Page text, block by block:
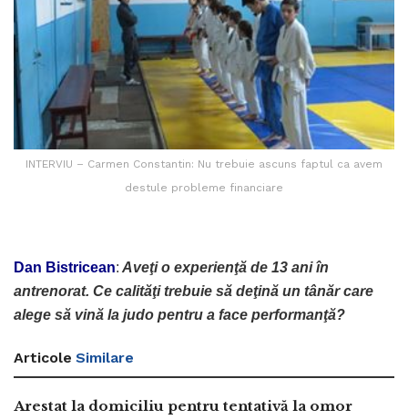
INTERVIU – Carmen Constantin: Nu trebuie ascuns faptul ca avem
destule probleme financiare
Dan Bistricean: Aveţi o experienţă de 13 ani în
antrenorat. Ce calităţi trebuie să deţină un tânăr care
alege să vină la judo pentru a face performanţă?
Articole Similare
Arestat la domiciliu pentru tentativă la omor